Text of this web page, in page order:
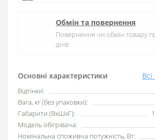
Основні характеристики
Відтінки:
Вага, кг (без упаковки):
Габарити (ВхШхГ):
Модель обігрівача:
Номінальна споживча потужність, Вт:
Обмін та повернення
Повернення чи обмін товару
днів